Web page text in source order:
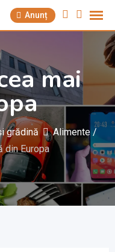
Anunț
mai
grădină
Alimente /
din Europa